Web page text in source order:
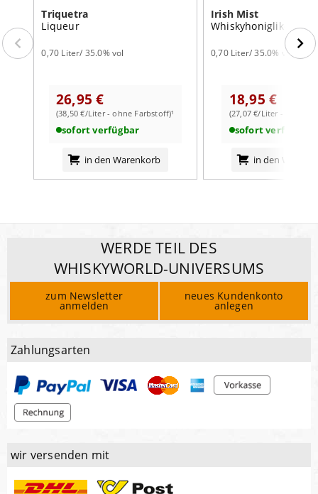
Triquetra
Liqueur
0,70 Liter/ 35.0% vol
26,95 €
(38,50 €/Liter - ohne Farbstoff)¹
sofort verfügbar
in den Warenkorb
Irish Mist
Whiskyhoniglikör
0,70 Liter/ 35.0% vol
18,95 €
(27,07 €/Liter - mit
sofort verfügbar
in den
WERDE TEIL DES
WHISKYWORLD-UNIVERSUMS
zum Newsletter
anmelden
neues Kundenkonto
anlegen
Zahlungsarten
wir versenden mit